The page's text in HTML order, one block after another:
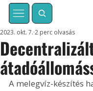
2023. okt. 7. 2 perc olvasás
A melegvíz-készítés